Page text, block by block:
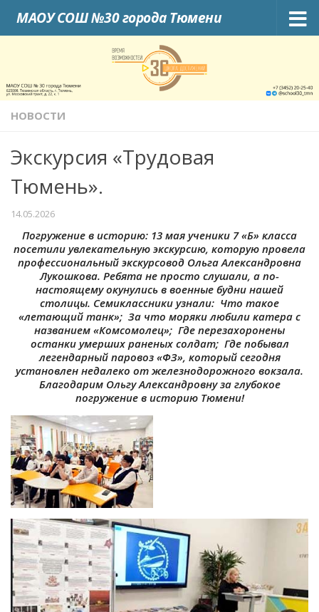
Skip to content
МАОУ СОШ №30 города Тюмени
НОВОСТИ
Экскурсия «Трудовая
Тюмень».
14.05.2026
Погружение в историю: 13 мая ученики 7 «Б» класса
посетили увлекательную экскурсию, которую провела
профессиональный экскурсовод Ольга Александровна
Лукошкова. Ребята не просто слушали, а по-
настоящему окунулись в военные будни нашей
столицы. Семиклассники узнали: ️ Что такое
«летающий танк»; За что моряки любили катера с
названием «Комсомолец»; Где перезахоронены
останки умерших раненых солдат; Где побывал
легендарный паровоз «ФЗ», который сегодня
установлен недалеко от железнодорожного вокзала.
Благодарим Ольгу Александровну за глубокое
погружение в историю Тюмени!